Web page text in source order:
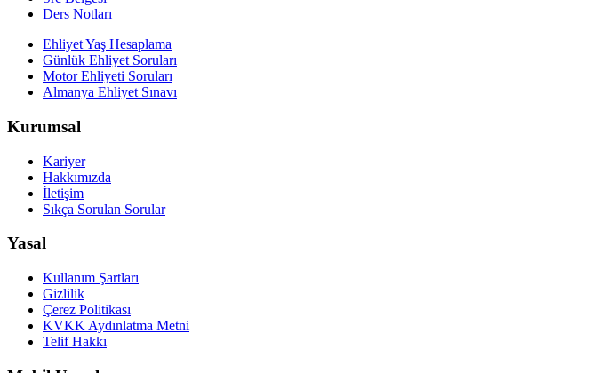
Ders Notları
Ehliyet Yaş Hesaplama
Günlük Ehliyet Soruları
Motor Ehliyeti Soruları
Almanya Ehliyet Sınavı
Kurumsal
Kariyer
Hakkımızda
İletişim
Sıkça Sorulan Sorular
Yasal
Kullanım Şartları
Gizlilik
Çerez Politikası
KVKK Aydınlatma Metni
Telif Hakkı